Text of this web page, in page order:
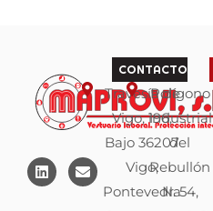
L
i
n
E
n
v
CONTACTO
Travesía de
Vigo, 196,
Bajo 36207
Vigo,
Pontevedra
Polígono
industrial
del
Rebullón
N. 54,